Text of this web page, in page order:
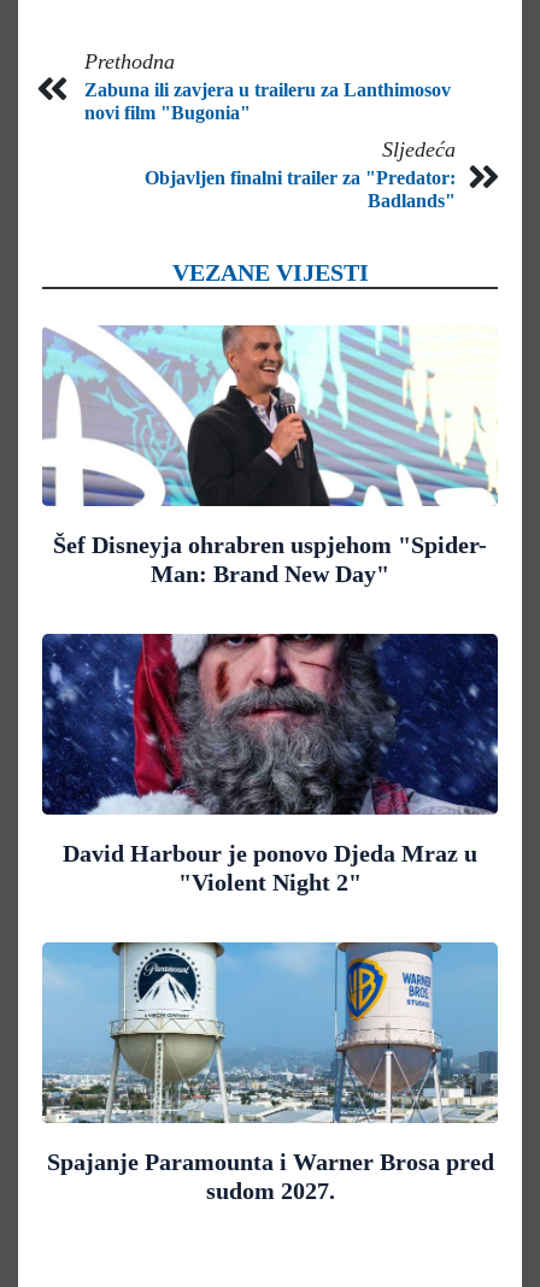
Prethodna
Zabuna ili zavjera u traileru za Lanthimosov
novi film "Bugonia"
Sljedeća
Objavljen finalni trailer za "Predator:
Badlands"
VEZANE VIJESTI
Šef Disneyja ohrabren uspjehom "Spider-
Man: Brand New Day"
David Harbour je ponovo Djeda Mraz u
"Violent Night 2"
Spajanje Paramounta i Warner Brosa pred
sudom 2027.